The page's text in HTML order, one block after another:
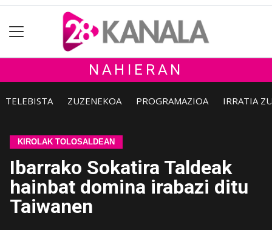
NAHIERAN
TELEBISTA ZUZENEKOA PROGRAMAZIOA IRRATIA
KIROLAK TOLOSALDEAN
Ibarrako Sokatira Taldeak
hainbat domina irabazi ditu
Taiwanen